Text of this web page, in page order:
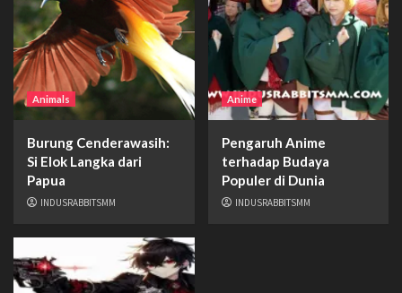
Animals
Burung Cenderawasih:
Si Elok Langka dari
Papua
INDUSRABBITSMM
Anime
Pengaruh Anime
terhadap Budaya
Populer di Dunia
INDUSRABBITSMM